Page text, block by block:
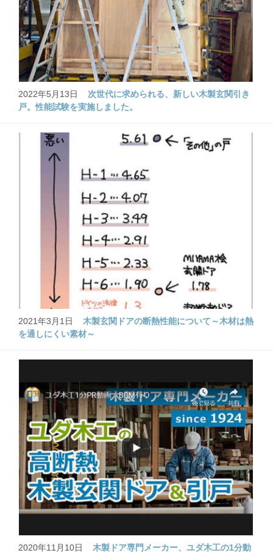
2022年5月13日 次世代に求められる、新しい木製玄関引き
戸。性能試験を実施しました。
2021年3月1日 木製玄関ドアの断熱性能について～木材は熱
を通しにくい素材～
2020年11月10日 木製ドア専門メーカー、ユダ木工の1分動